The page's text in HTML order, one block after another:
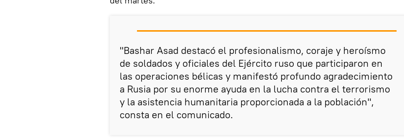
"Bashar Asad destacó el profesionalismo, coraje y heroísmo
de soldados y oficiales del Ejército ruso que participaron en
las operaciones bélicas y manifestó profundo agradecimiento
a Rusia por su enorme ayuda en la lucha contra el terrorismo
y la asistencia humanitaria proporcionada a la población",
consta en el comunicado.